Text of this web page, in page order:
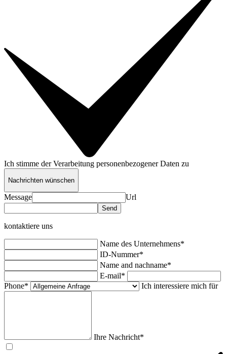
Ich stimme der Verarbeitung personenbezogener Daten zu
Nachrichten wünschen
Message Url
kontaktiere uns
Name des Unternehmens*
ID-Nummer*
Name and nachname*
E-mail*
Phone*
Ich interessiere mich für
Ihre Nachricht*